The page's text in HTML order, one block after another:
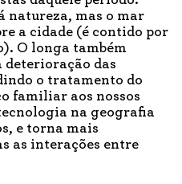
natureza, mas o mar
a cidade (é contido por
O longa também
deterioração das
o tratamento do
familiar aos nossos
na geografia
e torna mais
as interações entre